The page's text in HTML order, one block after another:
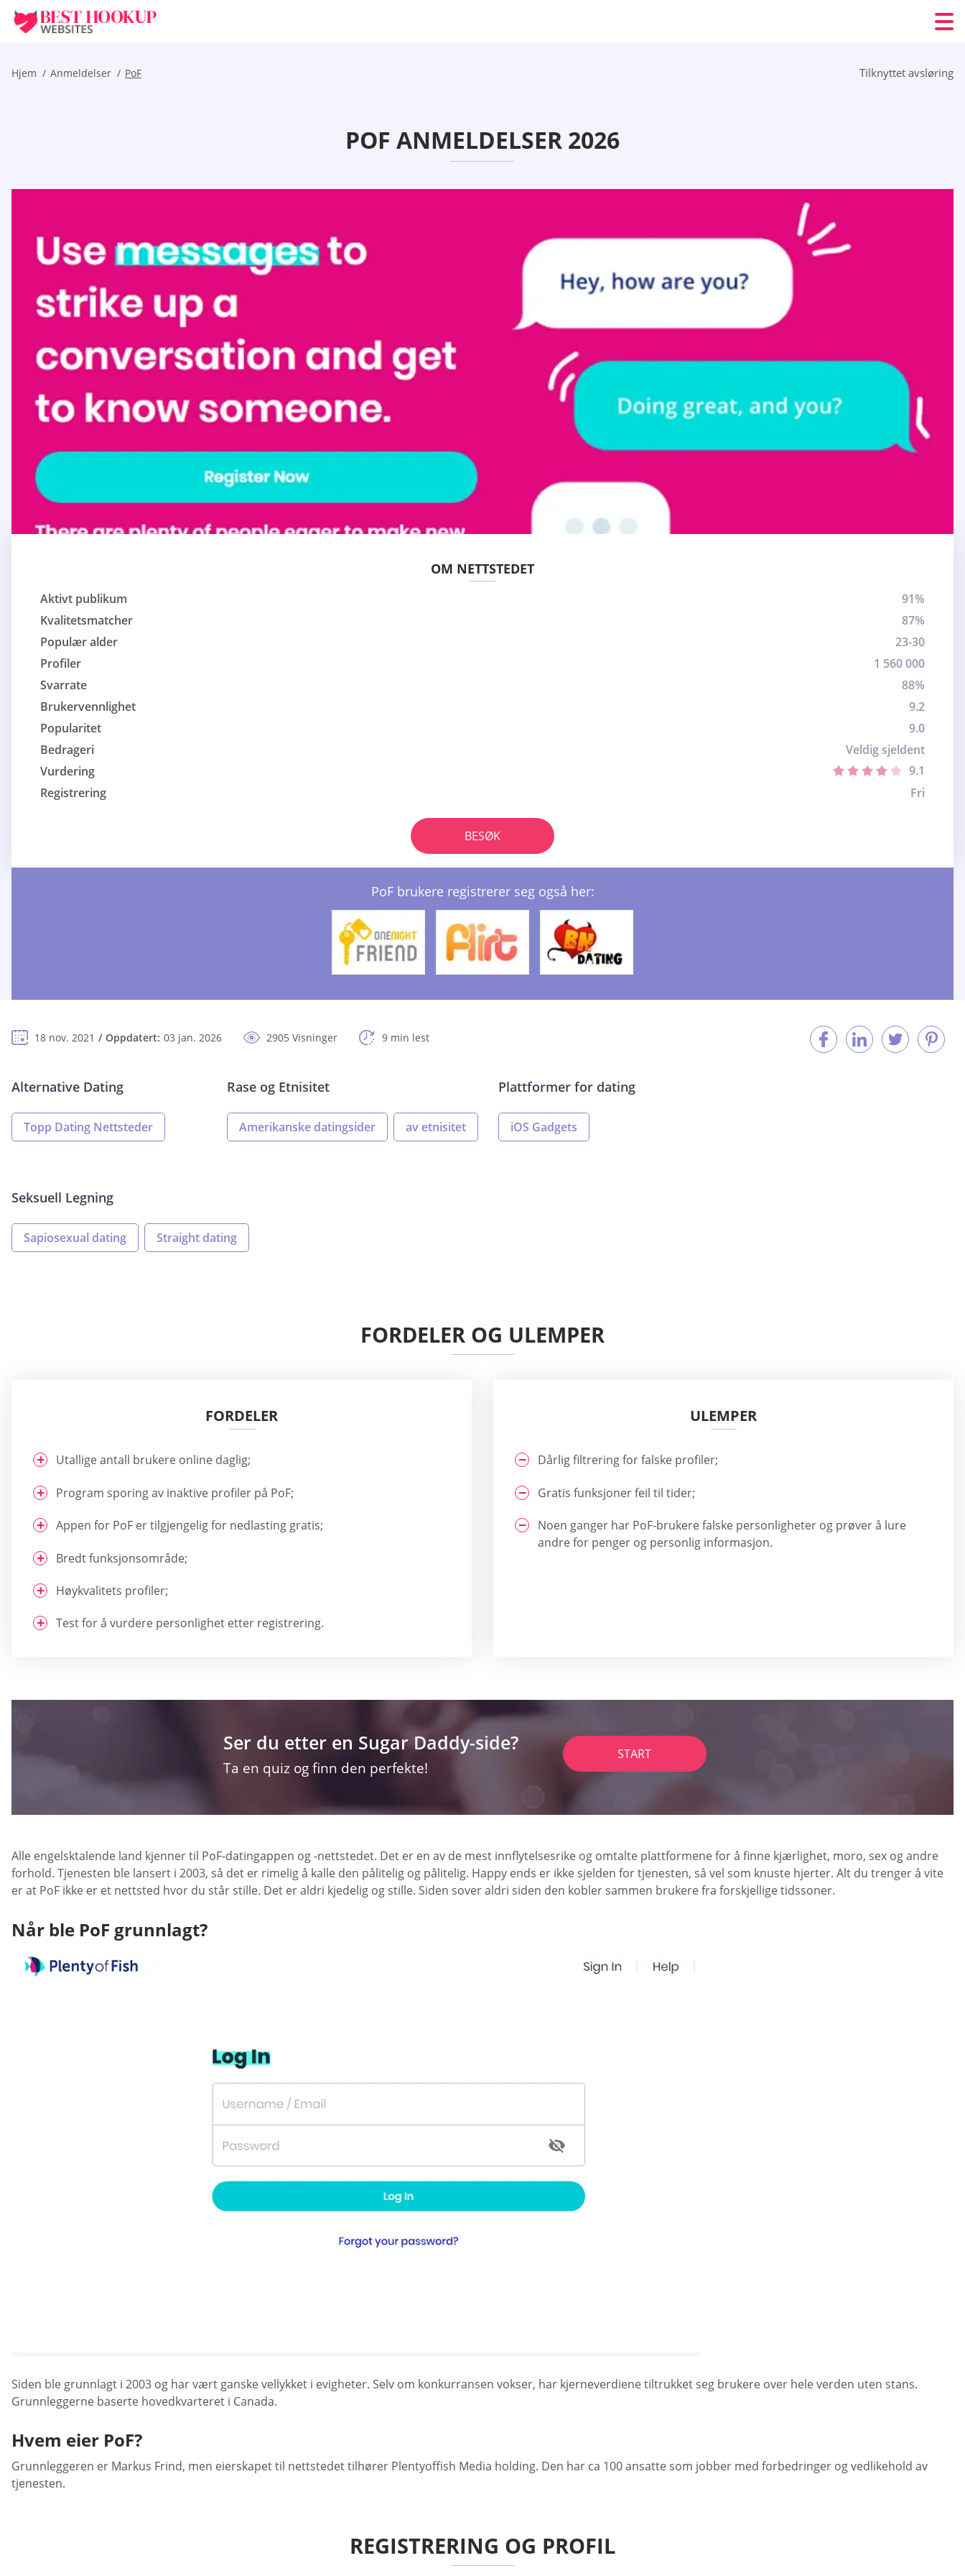
Hjem Anmeldelser PoF Tilknyttet avsløring
POF ANMELDELSER 2026
OM NETTSTEDET
Aktivt publikum
91%
Kvalitetsmatcher
87%
Populær alder
23-30
Profiler
1 560 000
Svarrate
88%
Brukervennlighet
9.2
Popularitet
9.0
Bedrageri
Veldig sjeldent
Vurdering
9.1
Registrering
Fri
BESØK
PoF brukere registrerer seg også her:
18 nov. 2021 Oppdatert: 03 jan. 2026 2905 Visninger 9 min lest
Alternative Dating
Topp Dating Nettsteder
Rase og Etnisitet
Amerikanske datingsider av etnisitet
Plattformer for dating
iOS Gadgets
Seksuell Legning
Sapiosexual dating Straight dating
FORDELER OG ULEMPER
FORDELER
Utallige antall brukere online daglig;
Program sporing av inaktive profiler på PoF;
Appen for PoF er tilgjengelig for nedlasting gratis;
Bredt funksjonsområde;
Høykvalitets profiler;
Test for å vurdere personlighet etter registrering.
ULEMPER
Dårlig filtrering for falske profiler;
Gratis funksjoner feil til tider;
Noen ganger har PoF-brukere falske personligheter og prøver å lure
andre for penger og personlig informasjon.
Ser du etter en Sugar Daddy-side?
Ta en quiz og finn den perfekte!
START
Alle engelsktalende land kjenner til PoF-datingappen og -nettstedet. Det er en av de mest innflytelsesrike og omtalte plattformene for å finne kjærlighet, moro, sex og andre
forhold. Tjenesten ble lansert i 2003, så det er rimelig å kalle den pålitelig og pålitelig. Happy ends er ikke sjelden for tjenesten, så vel som knuste hjerter. Alt du trenger å vite
er at PoF ikke er et nettsted hvor du står stille. Det er aldri kjedelig og stille. Siden sover aldri siden den kobler sammen brukere fra forskjellige tidssoner.
Når ble PoF grunnlagt?
Siden ble grunnlagt i 2003 og har vært ganske vellykket i evigheter. Selv om konkurransen vokser, har kjerneverdiene tiltrukket seg brukere over hele verden uten stans.
Grunnleggerne baserte hovedkvarteret i Canada.
Hvem eier PoF?
Grunnleggeren er Markus Frind, men eierskapet til nettstedet tilhører Plentyoffish Media holding. Den har ca 100 ansatte som jobber med forbedringer og vedlikehold av
tjenesten.
REGISTRERING OG PROFIL